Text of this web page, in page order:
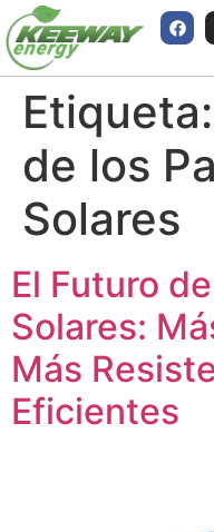
Etiqueta:
de los
Solares
El Futuro
Solares:
Más
Eficientes